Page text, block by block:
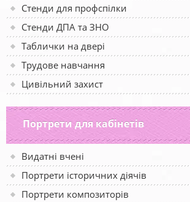
Стенди для профспілки
Стенди ДПА та ЗНО
Таблички на двері
Трудове навчання
Цивільний захист
Портрети для кабінетів
Видатні вчені
Портрети історичних діячів
Портрети композиторів